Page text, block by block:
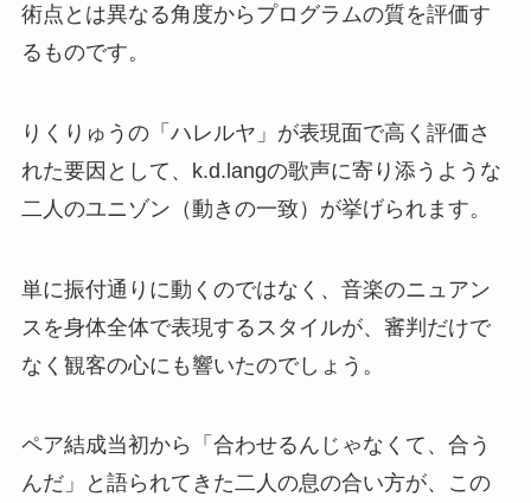
術点とは異なる角度からプログラムの質を評価す
るものです。
りくりゅうの「ハレルヤ」が表現面で高く評価さ
れた要因として、k.d.langの歌声に寄り添うような
二人のユニゾン（動きの一致）が挙げられます。
単に振付通りに動くのではなく、音楽のニュアン
スを身体全体で表現するスタイルが、審判だけで
なく観客の心にも響いたのでしょう。
ペア結成当初から「合わせるんじゃなくて、合う
んだ」と語られてきた二人の息の合い方が、この